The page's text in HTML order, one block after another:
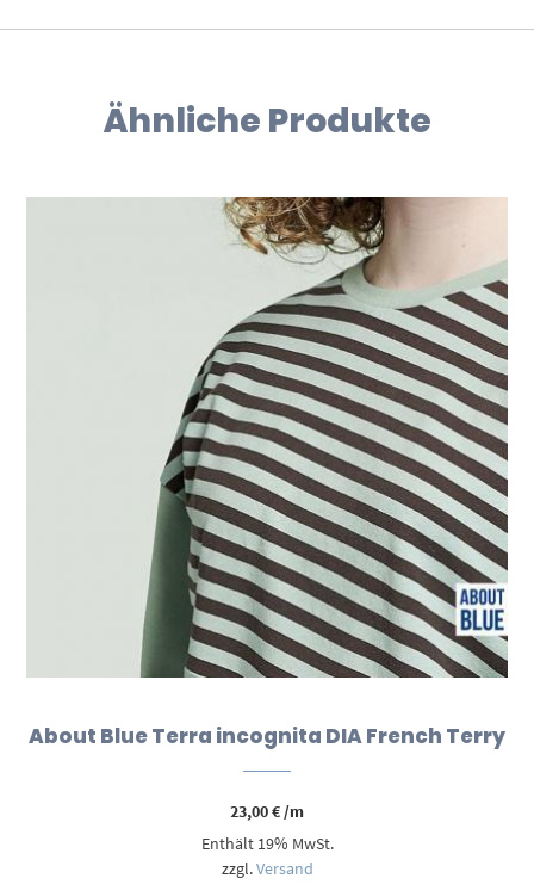
Ähnliche Produkte
About Blue Terra incognita DIA French Terry
23,00€/m
Enthält 19% MwSt.
zzgl.Versand